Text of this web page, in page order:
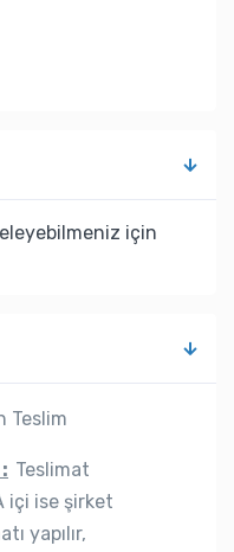
için
Teslim
Teslimat
içi ise şirket
yapılır,